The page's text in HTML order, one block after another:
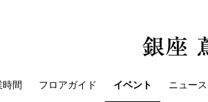
間 フロアガイド イベント ニュース